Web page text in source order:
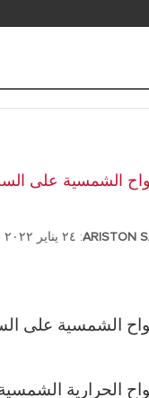
الشمسية على
ARISTON
الشمسية على
الحرارية